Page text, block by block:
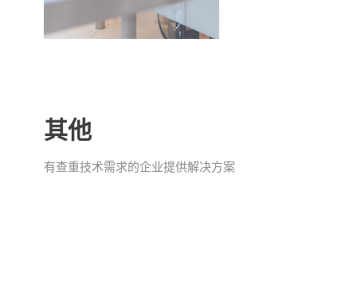
其他
有查重技术需求的企业提供解决方案